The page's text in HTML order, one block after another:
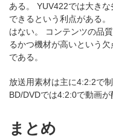
ある。 YUV422では大き
できるという利点がある
はない。 コンテンツの品
るかつ機材が高いという
である。
放送用素材は主に4:2:2で
BD/DVDでは4:2:0で動画が
まとめ